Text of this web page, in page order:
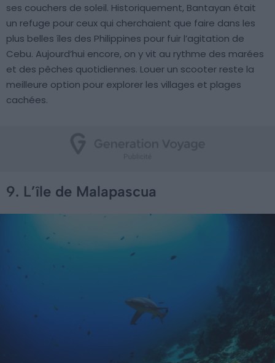
ses couchers de soleil. Historiquement, Bantayan était
un refuge pour ceux qui cherchaient que faire dans les
plus belles îles des Philippines pour fuir l’agitation de
Cebu. Aujourd’hui encore, on y vit au rythme des marées
et des pêches quotidiennes. Louer un scooter reste la
meilleure option pour explorer les villages et plages
cachées.
9. L’île de Malapascua